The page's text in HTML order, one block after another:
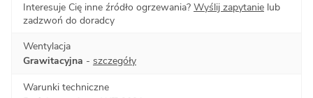
Interesuje Cię inne źródło ogrzewania? Wyślij zapytanie lub
zadzwoń do doradcy
Wentylacja
Grawitacyjna - szczegóły
Warunki techniczne